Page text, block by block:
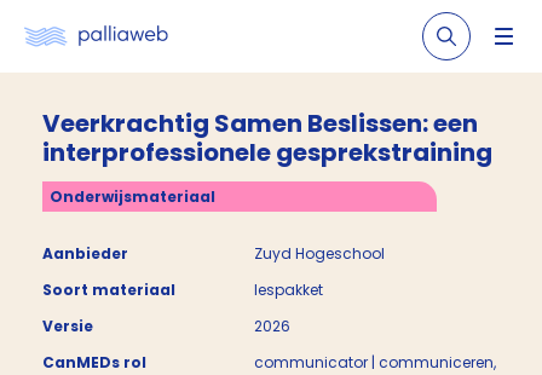
Veerkrachtig Samen Beslissen: een
interprofessionele gesprekstraining
Onderwijsmateriaal
Aanbieder
Zuyd Hogeschool
Soort materiaal
lespakket
Versie
2026
CanMEDs rol
communicator | communiceren,